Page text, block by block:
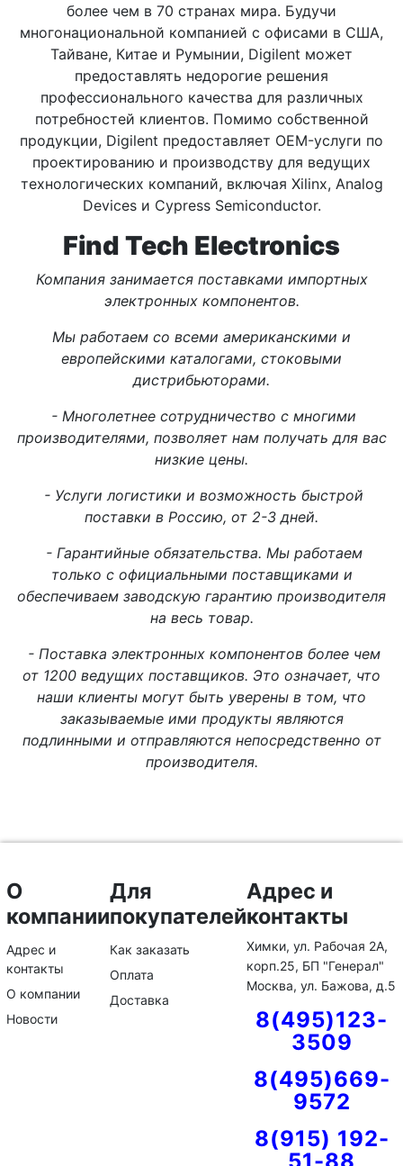
более чем в 70 странах мира. Будучи
многонациональной компанией с офисами в США,
Тайване, Китае и Румынии, Digilent может
предоставлять недорогие решения
профессионального качества для различных
потребностей клиентов. Помимо собственной
продукции, Digilent предоставляет OEM-услуги по
проектированию и производству для ведущих
технологических компаний, включая Xilinx, Analog
Devices и Cypress Semiconductor.
Find Tech Electronics
Компания занимается поставками импортных
электронных компонентов.
Мы работаем со всеми американскими и
европейскими каталогами, стоковыми
дистрибьюторами.
- Многолетнее сотрудничество с многими
производителями, позволяет нам получать для вас
низкие цены.
- Услуги логистики и возможность быстрой
поставки в Россию, от 2-3 дней.
- Гарантийные обязательства. Мы работаем
только с официальными поставщиками и
обеспечиваем заводскую гарантию производителя
на весь товар.
- Поставка электронных компонентов более чем
от 1200 ведущих поставщиков. Это означает, что
наши клиенты могут быть уверены в том, что
заказываемые ими продукты являются
подлинными и отправляются непосредственно от
производителя.
О
компании
Адрес и
контакты
О компании
Новости
Для
покупателей
Как заказать
Оплата
Доставка
Адрес и
контакты
Химки, ул. Рабочая 2А,
корп.25, БП "Генерал"
Москва, ул. Бажова, д.5
8(495)123-
3509
8(495)669-
9572
8(915) 192-